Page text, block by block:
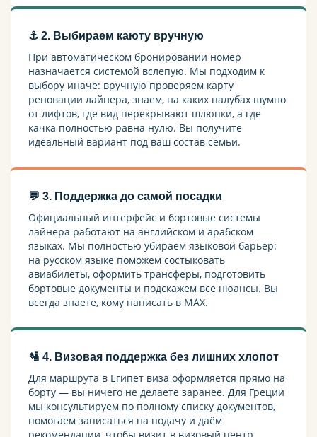
⚓ 2. Выбираем каюту вручную
При автоматическом бронировании номер
назначается системой вслепую. Мы подходим к
выбору иначе: вручную проверяем карту
реновации лайнера, знаем, на каких палубах шумно
от лифтов, где вид перекрывают шлюпки, а где
качка полностью равна нулю. Вы получите
идеальный вариант под ваш состав семьи.
💬 3. Поддержка до самой посадки
Официальный интерфейс и бортовые системы
лайнера работают на английском и арабском
языках. Мы полностью убираем языковой барьер:
на русском языке поможем состыковать
авиабилеты, оформить трансферы, подготовить
бортовые документы и подскажем все нюансы. Вы
всегда знаете, кому написать в MAX.
🛂 4. Визовая поддержка без лишних хлопот
Для маршрута в Египет виза оформляется прямо на
борту — вы ничего не делаете заранее. Для Греции
мы консультируем по полному списку документов,
помогаем записаться на подачу и даём